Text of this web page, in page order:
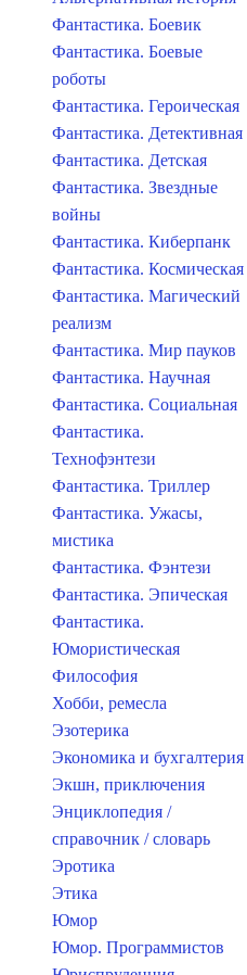
Фантастика. Боевик
Фантастика. Боевые
роботы
Фантастика. Героическая
Фантастика. Детективная
Фантастика. Детская
Фантастика. Звездные
войны
Фантастика. Киберпанк
Фантастика. Космическая
Фантастика. Магический
реализм
Фантастика. Мир пауков
Фантастика. Научная
Фантастика. Социальная
Фантастика.
Технофэнтези
Фантастика. Триллер
Фантастика. Ужасы,
мистика
Фантастика. Фэнтези
Фантастика. Эпическая
Фантастика.
Юмористическая
Философия
Хобби, ремесла
Эзотерика
Экономика и бухгалтерия
Экшн, приключения
Энциклопедия /
справочник / словарь
Эротика
Этика
Юмор
Юмор. Программистов